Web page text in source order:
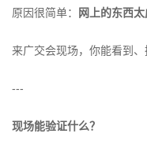
原因很简单： 网上的东西
来广交会现场，你能看到、
---
现场能验证什么？